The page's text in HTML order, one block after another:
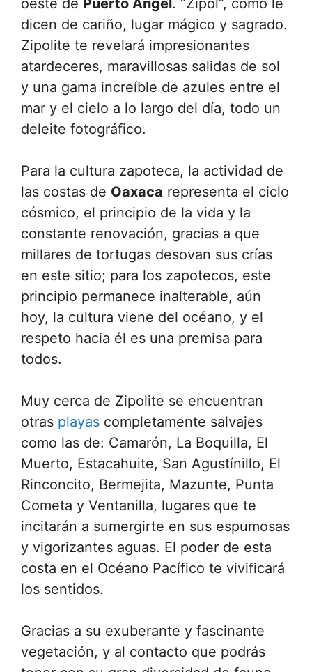
oeste de Puerto Ángel. “Zipol“, como le
dicen de cariño, lugar mágico y sagrado.
Zipolite te revelará impresionantes
atardeceres, maravillosas salidas de sol
y una gama increíble de azules entre el
mar y el cielo a lo largo del día, todo un
deleite fotográfico.
Para la cultura zapoteca, la actividad de
las costas de Oaxaca representa el ciclo
cósmico, el principio de la vida y la
constante renovación, gracias a que
millares de tortugas desovan sus crías
en este sitio; para los zapotecos, este
principio permanece inalterable, aún
hoy, la cultura viene del océano, y el
respeto hacia él es una premisa para
todos.
Muy cerca de Zipolite se encuentran
otras playas completamente salvajes
como las de: Camarón, La Boquilla, El
Muerto, Estacahuite, San Agustínillo, El
Rinconcito, Bermejita, Mazunte, Punta
Cometa y Ventanilla, lugares que te
incitarán a sumergirte en sus espumosas
y vigorizantes aguas. El poder de esta
costa en el Océano Pacífico te vivificará
los sentidos.
Gracias a su exuberante y fascinante
vegetación, y al contacto que podrás